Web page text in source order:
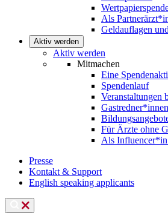
Als
Geldauflagen
Aktiv werden
Aktiv werden
Mitmachen
Eine
Spendenlauf
Veranstaltungen
Für Ärzte ohne
Als Influencer*in
Presse
Kontakt & Support
English speaking applicants